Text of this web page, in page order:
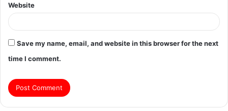
Website
Save my name, email, and website in this browser for the next
time I comment.